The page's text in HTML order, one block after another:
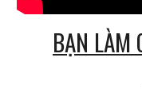
BẠN LÀM